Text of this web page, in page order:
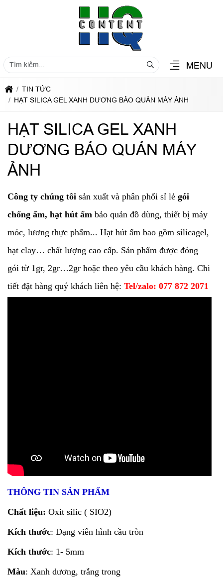
MENU
TIN TỨC
HẠT SILICA GEL XANH DƯƠNG BẢO QUẢN MÁY ẢNH
HẠT SILICA GEL XANH
DƯƠNG BẢO QUẢN MÁY
ẢNH
Công ty chúng tôi sản xuất và phân phối sỉ lẻ gói
chống ẩm, hạt hút ẩm bảo quản đồ dùng, thiết bị máy
móc, lương thực phẩm... Hạt hút ẩm bao gồm silicagel,
hạt clay… chất lượng cao cấp. Sản phẩm được đóng
gói từ 1gr, 2gr…2gr hoặc theo yêu cầu khách hàng. Chi
tiết đặt hàng quý khách liên hệ: Tel/zalo: 077 872 2071
THÔNG TIN SẢN PHẨM
Chất liệu: Oxit silic ( SIO2)
Kích thước: Dạng viên hình cầu tròn
Kích thước: 1- 5mm
Màu: Xanh dương, trắng trong